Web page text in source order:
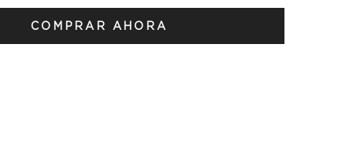
COMPRAR AHORA